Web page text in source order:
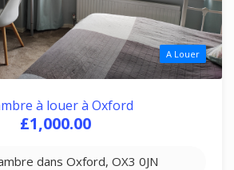
A Louer
à louer à Oxford
£1,000.00
dans Oxford, OX3 0JN